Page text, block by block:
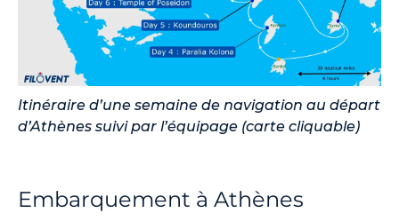
Itinéraire d’une semaine de navigation au départ
d’Athènes suivi par l’équipage (carte cliquable)
Embarquement à Athènes